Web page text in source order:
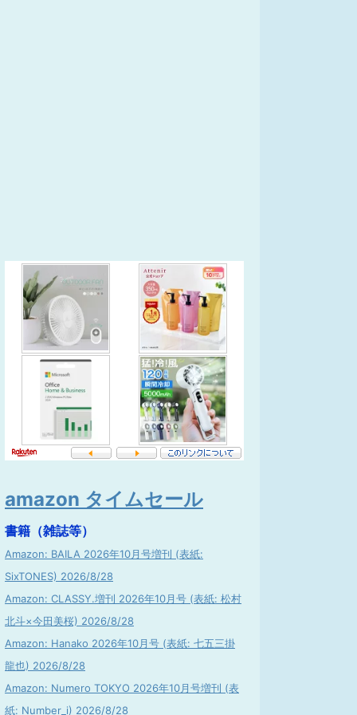
amazon タイムセール
書籍（雑誌等）
Amazon: BAILA 2026年10月号増刊 (表紙:
SixTONES) 2026/8/28
Amazon: CLASSY.増刊 2026年10月号 (表紙: 松村
北斗×今田美桜) 2026/8/28
Amazon: Hanako 2026年10月号 (表紙: 七五三掛
龍也) 2026/8/28
Amazon: Numero TOKYO 2026年10月号増刊 (表
紙: Number_i) 2026/8/28